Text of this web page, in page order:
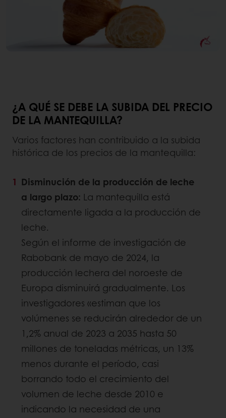
¿A QUÉ SE DEBE LA SUBIDA DEL PRECIO
DE LA MANTEQUILLA?
Varios factores han contribuido a la subida
histórica de los precios de la mantequilla:
Disminución de la producción de leche
a largo plazo: La mantequilla está
directamente ligada a la producción de
leche.
Según el informe de investigación de
Rabobank de mayo de 2024, la
producción lechera del noroeste de
Europa disminuirá gradualmente. Los
investigadores «estiman que los
volúmenes se reducirán alrededor de un
1,2% anual de 2023 a 2035 hasta 50
millones de toneladas métricas, un 13%
menos durante el período, casi
borrando todo el crecimiento del
volumen de leche desde 2010 e
indicando la necesidad de una